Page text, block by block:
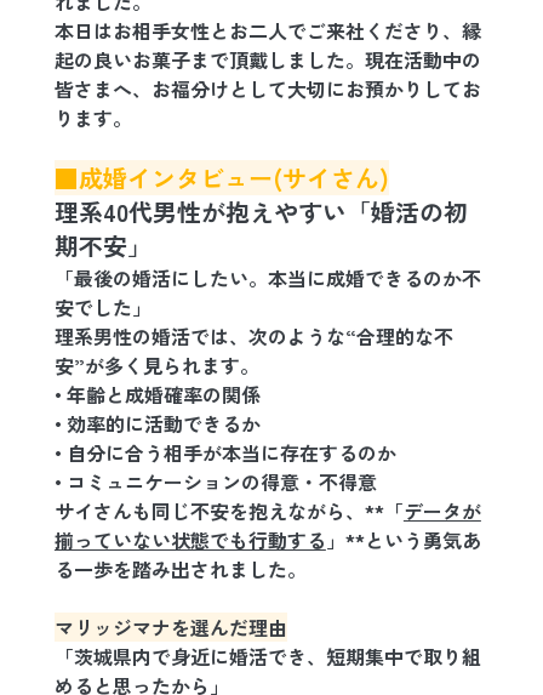
本日はお相手女性とお二人でご来社くださり、縁
起の良いお菓子まで頂戴しました。現在活動中の
皆さまへ、お福分けとして大切にお預かりしてお
ります。
■成婚インタビュー(サイさん)
理系40代男性が抱えやすい「婚活の初
期不安」
「最後の婚活にしたい。本当に成婚できるのか不
安でした」
理系男性の婚活では、次のような“合理的な不
安”が多く見られます。
• 年齢と成婚確率の関係
• 効率的に活動できるか
• 自分に合う相手が本当に存在するのか
• コミュニケーションの得意・不得意
サイさんも同じ不安を抱えながら、**「データが
揃っていない状態でも行動する 」**という勇気あ
る一歩を踏み出されました。
マリッジマナを選んだ理由
「茨城県内で身近に婚活でき、短期集中で取り組
めると思ったから」